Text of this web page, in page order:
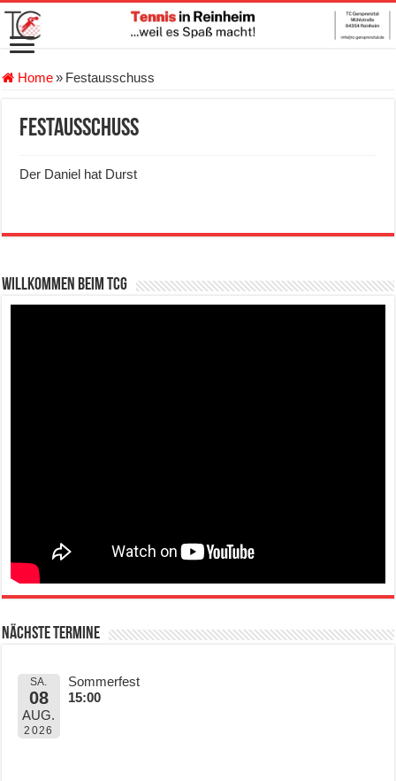
Home» Festausschuss
Festausschuss
Der Daniel hat Durst
Willkommen beim TCG
Nächste Termine
SA.
08
AUG.
2026
Sommerfest
15:00